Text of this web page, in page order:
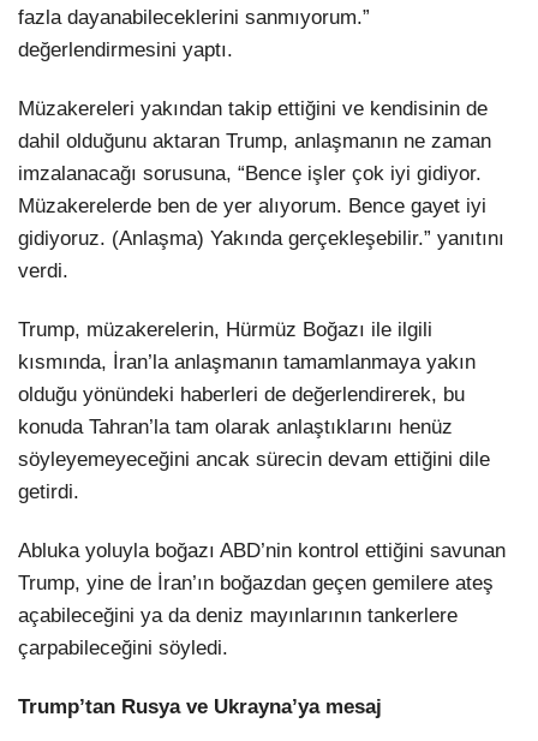
fazla dayanabileceklerini sanmıyorum.”
değerlendirmesini yaptı.
Müzakereleri yakından takip ettiğini ve kendisinin de
dahil olduğunu aktaran Trump, anlaşmanın ne zaman
imzalanacağı sorusuna, “Bence işler çok iyi gidiyor.
Müzakerelerde ben de yer alıyorum. Bence gayet iyi
gidiyoruz. (Anlaşma) Yakında gerçekleşebilir.” yanıtını
verdi.
Trump, müzakerelerin, Hürmüz Boğazı ile ilgili
kısmında, İran’la anlaşmanın tamamlanmaya yakın
olduğu yönündeki haberleri de değerlendirerek, bu
konuda Tahran’la tam olarak anlaştıklarını henüz
söyleyemeyeceğini ancak sürecin devam ettiğini dile
getirdi.
Abluka yoluyla boğazı ABD’nin kontrol ettiğini savunan
Trump, yine de İran’ın boğazdan geçen gemilere ateş
açabileceğini ya da deniz mayınlarının tankerlere
çarpabileceğini söyledi.
Trump’tan Rusya ve Ukrayna’ya mesaj